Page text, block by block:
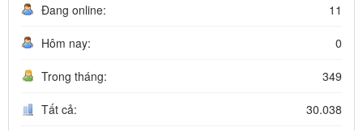
Đang online: 11
Hôm nay: 0
Trong tháng: 349
Tất cả: 30.038